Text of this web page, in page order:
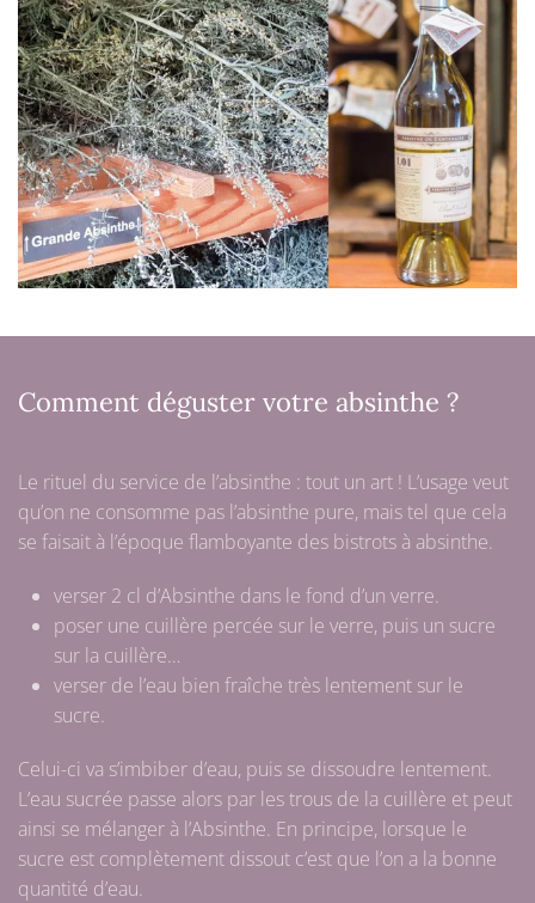
Comment déguster votre absinthe ?
Le rituel du service de l’absinthe : tout un art ! L’usage veut
qu’on ne consomme pas l’absinthe pure, mais tel que cela
se faisait à l’époque flamboyante des bistrots à absinthe.
verser 2 cl d’Absinthe dans le fond d’un verre.
poser une cuillère percée sur le verre, puis un sucre
sur la cuillère…
verser de l’eau bien fraîche très lentement sur le
sucre.
Celui-ci va s’imbiber d’eau, puis se dissoudre lentement.
L’eau sucrée passe alors par les trous de la cuillère et peut
ainsi se mélanger à l’Absinthe. En principe, lorsque le
sucre est complètement dissout c’est que l’on a la bonne
quantité d’eau.